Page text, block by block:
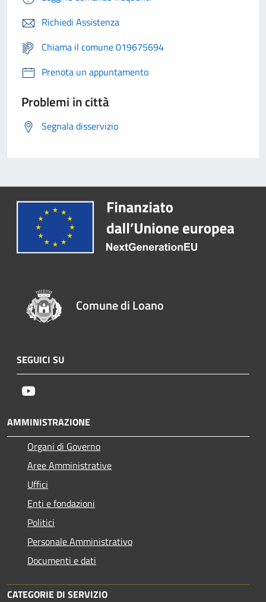
Richiedi Assistenza
Chiama il comune 019675694
Prenota un appuntamento
Problemi in città
Segnala disservizio
Comune di Loano
SEGUICI SU
AMMINISTRAZIONE
Organi di Governo
Aree Amministrative
Uffici
Enti e fondazioni
Politici
Personale Amministrativo
Documenti e dati
CATEGORIE DI SERVIZIO